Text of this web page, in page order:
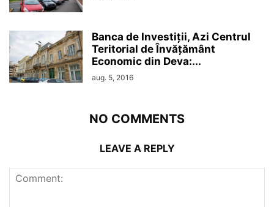
Banca de Investiții, Azi Centrul
Teritorial de Învățământ
Economic din Deva:...
aug. 5, 2016
NO COMMENTS
LEAVE A REPLY